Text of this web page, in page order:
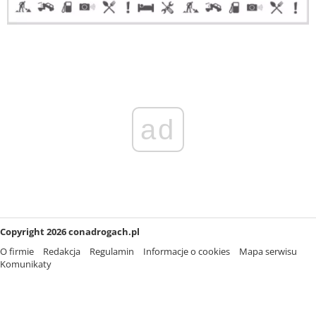
ad
Copyright 2026 conadrogach.pl
O firmie
Redakcja Regulamin Informacje o cookies
Mapa serwisu
Komunikaty